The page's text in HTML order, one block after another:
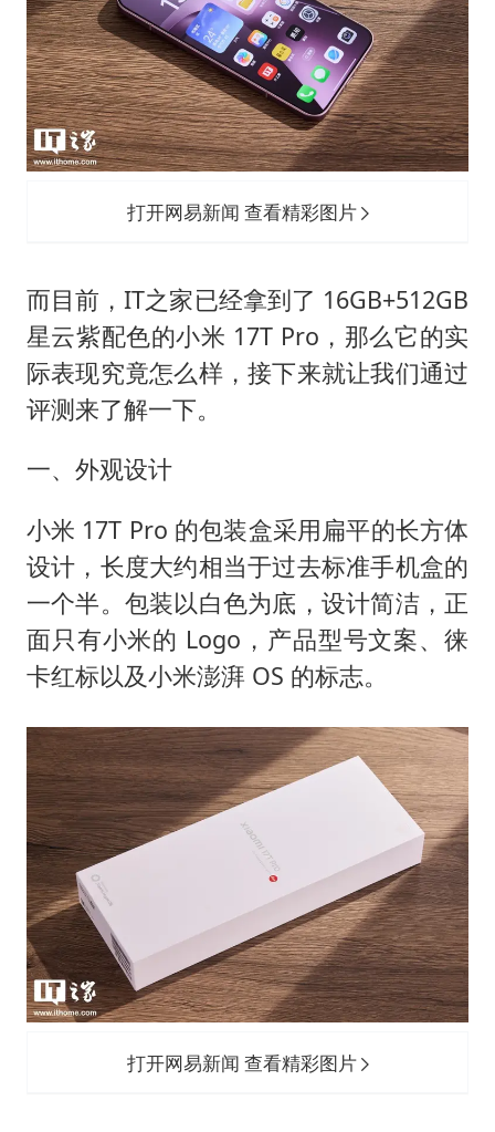
打开网易新闻 查看精彩图片
而目前，IT之家已经拿到了 16GB+512GB
星云紫配色的小米 17T Pro，那么它的实
际表现究竟怎么样，接下来就让我们通过
评测来了解一下。
一、外观设计
小米 17T Pro 的包装盒采用扁平的长方体
设计，长度大约相当于过去标准手机盒的
一个半。包装以白色为底，设计简洁，正
面只有小米的 Logo，产品型号文案、徕
卡红标以及小米澎湃 OS 的标志。
打开网易新闻 查看精彩图片